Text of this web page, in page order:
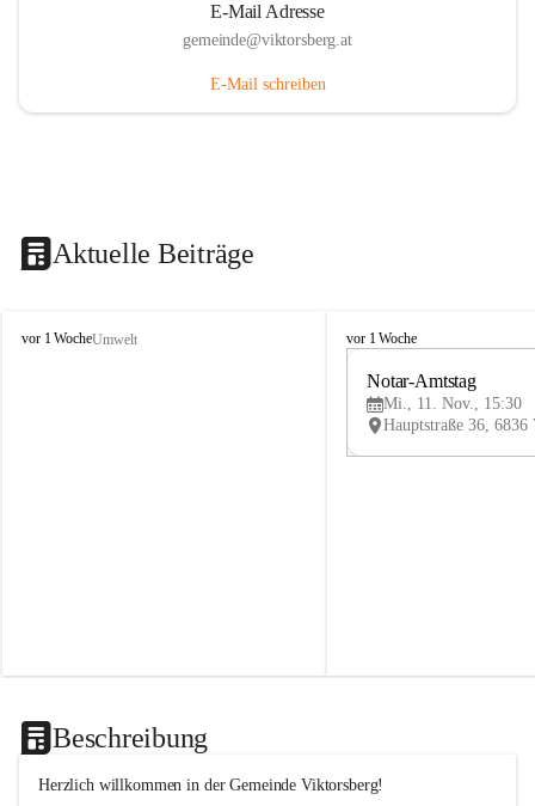
E-Mail Adresse
gemeinde@viktorsberg.at
E-Mail schreiben
Aktuelle Beiträge
V
vor 1 WocheUmwelt
V
vor 1 Woche
Notar-Amtstag
Mi., 11. Nov., 15:30
Beschreibung
Herzlich willkommen in der Gemeinde Viktorsberg!